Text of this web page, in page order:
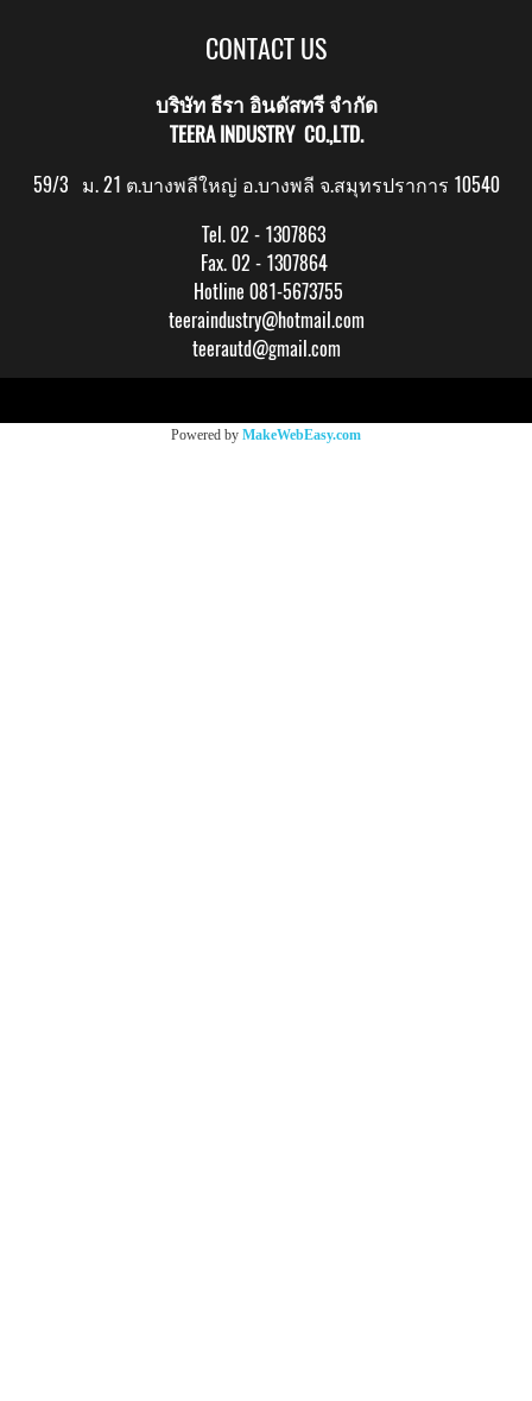
CONTACT US
บริษัท ธีรา อินดัสทรี จำกัด
TEERA INDUSTRY CO.,LTD.
59/3 ม. 21 ต.บางพลีใหญ่ อ.บางพลี จ.สมุทรปราการ 10540
Tel. 02 - 1307863
Fax. 02 - 1307864
Hotline 081-5673755
teeraindustry@hotmail.com
teerautd@gmail.com
Powered by MakeWebEasy.com